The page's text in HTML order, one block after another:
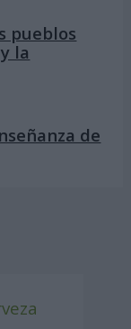
pueblos
la
de